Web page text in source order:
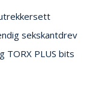
sekskantdrev
TORX PLUS bits